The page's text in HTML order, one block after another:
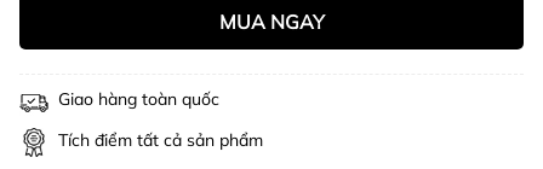
MUA NGAY
Giao hàng toàn quốc
Tích điểm tất cả sản phẩm